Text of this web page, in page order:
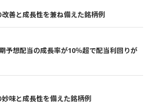
改善と成長性を兼ね備えた銘柄例
予想配当の成長率が10％超で配当利回りが
妙味と成長性を備えた銘柄例